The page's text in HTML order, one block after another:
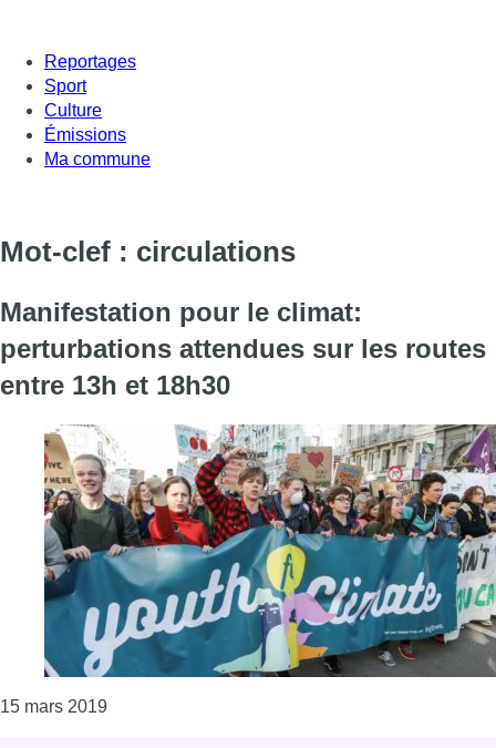
Reportages
Sport
Culture
Émissions
Ma commune
Mot-clef : circulations
Manifestation pour le climat:
perturbations attendues sur les routes
entre 13h et 18h30
15 mars 2019Consulter l'article "Manifestation pour le climat: